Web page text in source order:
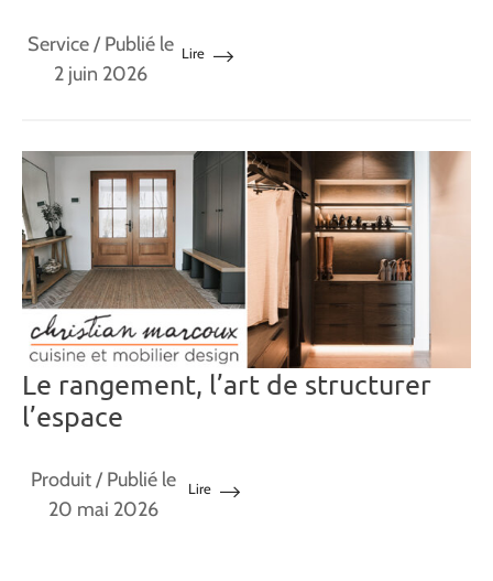
Service/ Publié le
2 juin 2026
Lire
Le rangement, l’art de structurer
l’espace
Produit/ Publié le
20 mai 2026
Lire